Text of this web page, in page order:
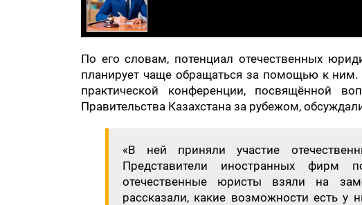
По его словам, потенциал отечественных
планирует чаще обращаться за помощью к
практической конференции, посвящённой
Правительства Казахстана за рубежом,
«В ней приняли участие
Представители иностранных фирм
отечественные юристы взяли на
рассказали, какие возможности есть